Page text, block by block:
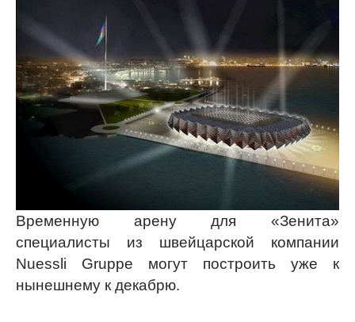
Временную арену для «Зенита»
специалисты из швейцарской компании
Nuessli Gruppe могут построить уже к
нынешнему к декабрю.